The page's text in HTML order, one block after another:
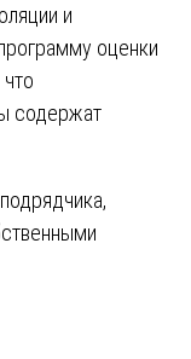
и
оценки
содержат